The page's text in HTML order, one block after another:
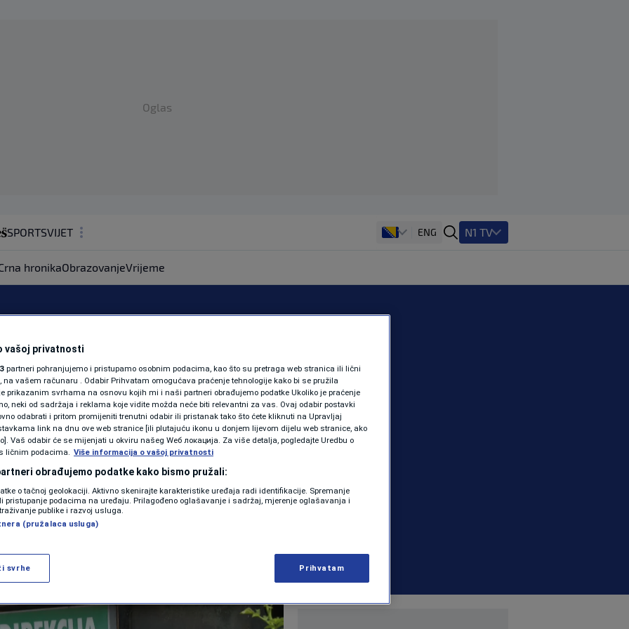
Oglas
SPORTSVIJET
ZDRAVLJE
SHOWBIZ
PODCAST
N1 SPECIJAL
FENOMENI
NEISTRAŽENO
VIRALNO
VIDEO
ENG N1 TV
hronikaObrazovanjeVrijeme
Zenički
čekaju penziju
| VIJESTI | 0 komentara
Više
vašoj privatnosti
partneri pohranjujemo i pristupamo osobnim podacima, kao što su pretraga web stranica ili lični
na vašem računaru . Odabir Prihvatam omogućava praćenje tehnologije kako bi se pružila
prikazanim svrhama na osnovu kojih mi i naši partneri obrađujemo podatke Ukoliko je praćenje
neki od sadržaja i reklama koje vidite možda neće biti relevantni za vas. Ovaj odabir postavki
odabrati i pritom promijeniti trenutni odabir ili pristanak tako što ćete kliknuti na Upravljaj
link na dnu ove web stranice [ili plutajuću ikonu u donjem lijevom dijelu web stranice, ako
Vaš odabir će se mijenjati u okviru našeg Wеб локација. Za više detalja, pogledajte Uredbu o
ličnim podacima. Više informacija o vašoj privatnosti
obrađujemo podatke kako bismo pružali:
o tačnoj geolokaciji. Aktivno skenirajte karakteristike uređaja radi identifikacije. Spremanje
pristupanje podacima na uređaju. Prilagođeno oglašavanje i sadržaj, mjerenje oglašavanja i
publike i razvoj usluga.
(pružalaca usluga)
svrhe Prihvatam